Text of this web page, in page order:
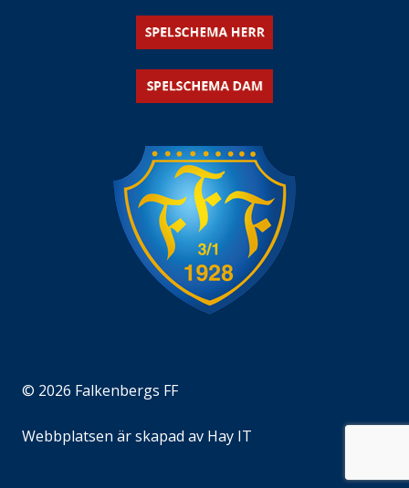
© 2026 Falkenbergs FF
Webbplatsen är skapad av Hay IT